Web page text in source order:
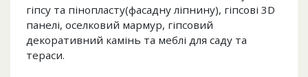
гіпсу та пінопласту(фасадну ліпнину), гіпсові 3D
панелі, оселковий мармур, гіпсовий
декоративний камінь та меблі для саду та
тераси.